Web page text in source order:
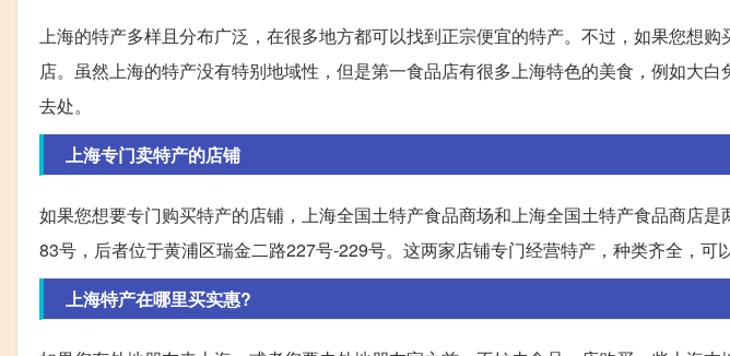
上海的特产多样且分布广泛，在很多地方都可以找到正宗便宜的特产。不过，如果您想
店。虽然上海的特产没有特别地域性，但是第一食品店有很多上海特色的美食，例如大
去处。
上海专门卖特产的店铺
如果您想要专门购买特产的店铺，上海全国土特产食品商场和上海全国土特产食品商店
83号，后者位于黄浦区瑞金二路227号-229号。这两家店铺专门经营特产，种类齐全，可
上海特产在哪里买实惠?